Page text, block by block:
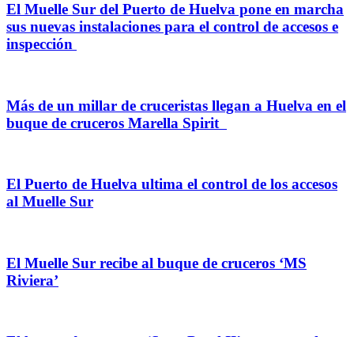
El Muelle Sur del Puerto de Huelva pone en marcha
sus nuevas instalaciones para el control de accesos e
inspección
Más de un millar de cruceristas llegan a Huelva en el
buque de cruceros Marella Spirit
El Puerto de Huelva ultima el control de los accesos
al Muelle Sur
El Muelle Sur recibe al buque de cruceros ‘MS
Riviera’